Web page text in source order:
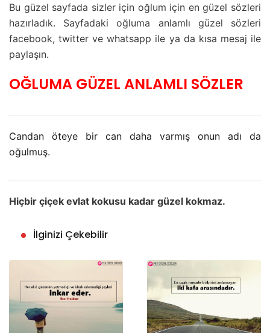
Bu güzel sayfada sizler için oğlum için en güzel sözleri
hazırladık. Sayfadaki oğluma anlamlı güzel sözleri
facebook, twitter ve whatsapp ile ya da kısa mesaj ile
paylaşın.
OĞLUMA GÜZEL ANLAMLI SÖZLER
Candan öteye bir can daha varmış onun adı da
oğulmuş.
Hiçbir çiçek evlat kokusu kadar güzel kokmaz.
İlginizi Çekebilir